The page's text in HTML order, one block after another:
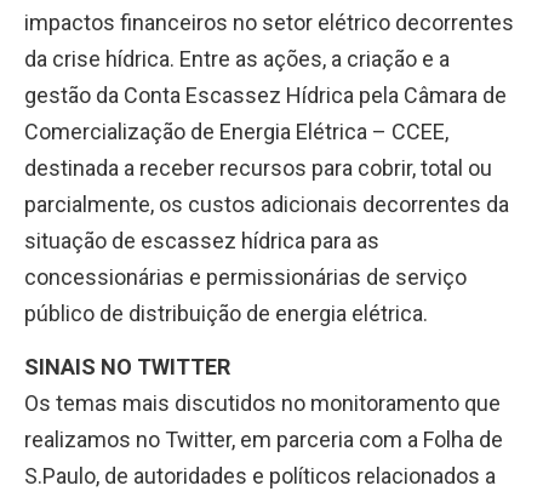
impactos financeiros no setor elétrico decorrentes
da crise hídrica. Entre as ações, a criação e a
gestão da Conta Escassez Hídrica pela Câmara de
Comercialização de Energia Elétrica – CCEE,
destinada a receber recursos para cobrir, total ou
parcialmente, os custos adicionais decorrentes da
situação de escassez hídrica para as
concessionárias e permissionárias de serviço
público de distribuição de energia elétrica.
SINAIS NO TWITTER
Os temas mais discutidos no monitoramento que
realizamos no Twitter, em parceria com a Folha de
S.Paulo, de autoridades e políticos relacionados a